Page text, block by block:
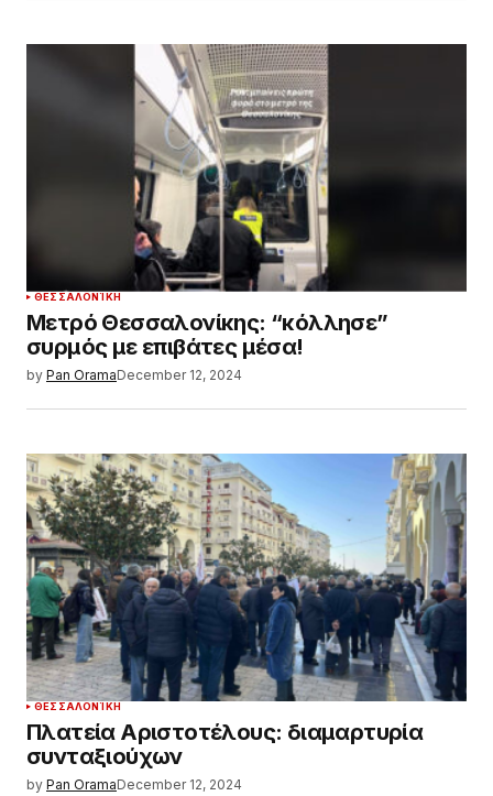
ΘΕΣΣΑΛΟΝΊΚΗ
Μετρό Θεσσαλονίκης: “κόλλησε”
συρμός με επιβάτες μέσα!
by Pan OramaDecember 12, 2024
ΘΕΣΣΑΛΟΝΊΚΗ
Πλατεία Αριστοτέλους: διαμαρτυρία
συνταξιούχων
by Pan OramaDecember 12, 2024